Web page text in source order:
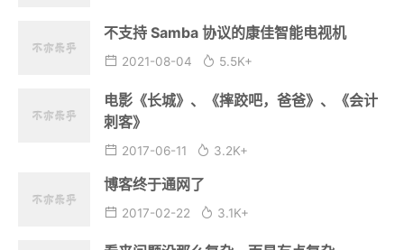
装了两条移动宽带